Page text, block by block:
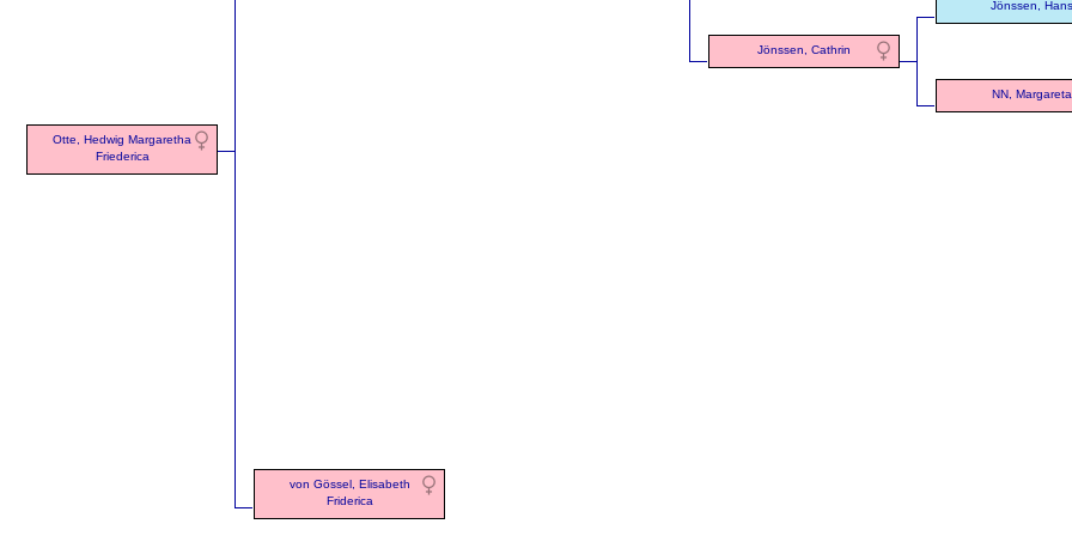
Otte, Hedwig Margaretha
Friederica
Jönssen, Cathrin
Jönssen, Hans
NN, Margareta
von Gössel, Elisabeth
Friderica